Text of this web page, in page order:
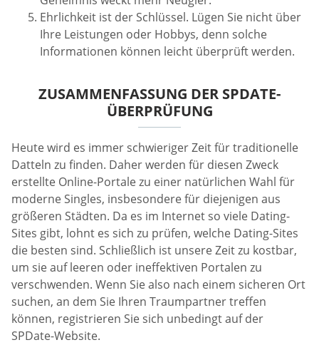
Ehrlichkeit ist der Schlüssel. Lügen Sie nicht über
Ihre Leistungen oder Hobbys, denn solche
Informationen können leicht überprüft werden.
ZUSAMMENFASSUNG DER SPDATE-
ÜBERPRÜFUNG
Heute wird es immer schwieriger Zeit für traditionelle
Datteln zu finden. Daher werden für diesen Zweck
erstellte Online-Portale zu einer natürlichen Wahl für
moderne Singles, insbesondere für diejenigen aus
größeren Städten. Da es im Internet so viele Dating-
Sites gibt, lohnt es sich zu prüfen, welche Dating-Sites
die besten sind. Schließlich ist unsere Zeit zu kostbar,
um sie auf leeren oder ineffektiven Portalen zu
verschwenden. Wenn Sie also nach einem sicheren Ort
suchen, an dem Sie Ihren Traumpartner treffen
können, registrieren Sie sich unbedingt auf der
SPDate-Website.